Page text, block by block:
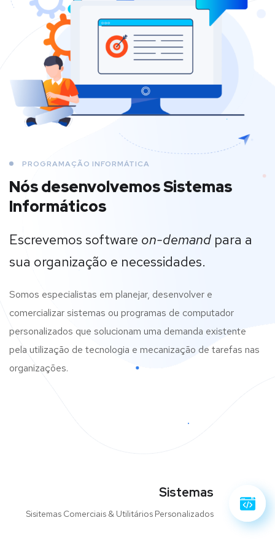
PROGRAMAÇÃO INFORMÁTICA
Nós desenvolvemos Sistemas
Informáticos
Escrevemos software on-demand para a
sua organização e necessidades.
Somos especialistas em planejar, desenvolver e
comercializar sistemas ou programas de computador
personalizados que solucionam uma demanda existente
pela utilização de tecnologia e mecanização de tarefas nas
organizações.
Sistemas
Sisitemas Comerciais & Utilitários Personalizados